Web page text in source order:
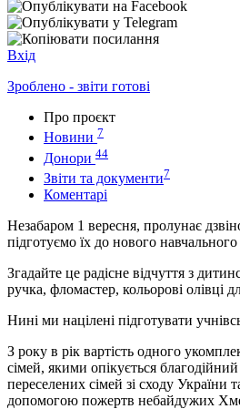
Вхід
Зроблено - звіти готові
Про проєкт
Новини 7
Донори 44
Звіти та документи7
Коментарі
Незабаром 1 вересня, пролунає
підготуємо їх до нового
Згадайте це радісне відчуття з
ручка, фломастер, кольорові
Нині ми націлені підготувати
З року в рік вартість одного
сімей, якими опікується
переселених сімей зі сходу
допомогою пожертв небайдужих